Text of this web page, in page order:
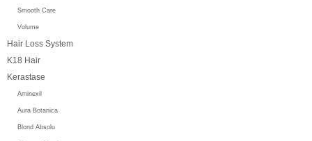
Smooth Care
Volume
Hair Loss System
K18 Hair
Kerastase
Aminexil
Aura Botanica
Blond Absolu